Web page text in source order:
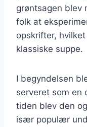
grøntsagen blev
folk at
opskrifter,
klassiske suppe.
I begyndelsen
serveret som en
tiden blev den
især populær